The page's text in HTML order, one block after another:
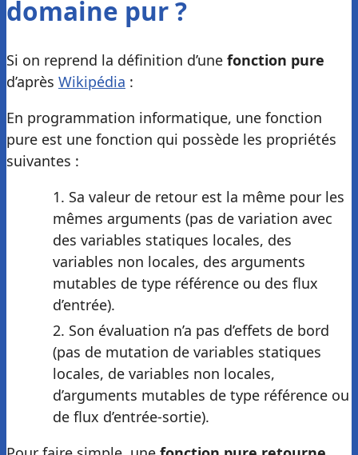
domaine pur ?
Si on reprend la définition d’une fonction pure
d’après Wikipédia :
En programmation informatique, une fonction
pure est une fonction qui possède les propriétés
suivantes :
Sa valeur de retour est la même pour les
mêmes arguments (pas de variation avec
des variables statiques locales, des
variables non locales, des arguments
mutables de type référence ou des flux
d’entrée).
Son évaluation n’a pas d’effets de bord
(pas de mutation de variables statiques
locales, de variables non locales,
d’arguments mutables de type référence ou
de flux d’entrée-sortie).